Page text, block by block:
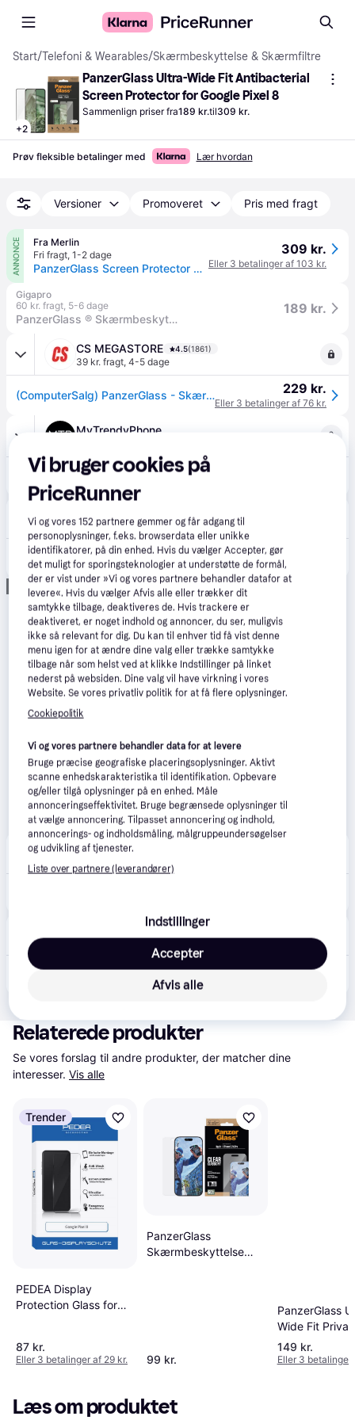
Start/Telefoni & Wearables/Skærmbeskyttelse & Skærmfiltre
+2
PanzerGlass Ultra-Wide Fit Antibacterial
Screen Protector for Google Pixel 8
Sammenlign priser fra189 kr.til309 kr.
Prøv fleksible betalinger med Lær hvordan
Versioner Promoveret Pris med fragt
ANNONCE
Fra Merlin
Fri fragt, 1-2 dage
PanzerGlass Screen Protector Google Pixel 8 | Ultra-Wide Fit
309 kr.
Eller 3 betalinger af 103 kr.
Gigapro
60 kr. fragt, 5-6 dage
PanzerGlass ® Skærmbeskyttelse Google Pixel 8 | Ultra-Wide Fit
189 kr.
CS MEGASTORE 4.5(1861)
39 kr. fragt, 4-5 dage
(ComputerSalg) PanzerGlass - Skærmbeskytter for mobiltelefon - ultrabred pasform - rammefarve sort - for Google Pixel 8 229 kr.
Eller 3 betalinger af 76 kr.
MyTrendyPhone
Google Pixel 8 PanzerGlass Ultra-Wide Fit Hærdet Glas - Sort Kant
39 kr. fragt,1 dag
PanzerGlass Screen Protector Google Pixel 8 | Ultra-Wide Fit 259 kr.
Eller 3 betalinger af 86 kr.
Annonce
Merlin 4.7
4.7(127)
33 kr. fragt,1-2 dage
279 kr.
Relaterede produkter
Se vores forslag til andre produkter, der matcher dine
interesser. Vis alle
Trender
PEDEA Display
Protection Glass for
87 kr.
Eller 3 betalinger af 29 kr.
PanzerGlass
Skærmbeskyttelse
99 kr.
PanzerGlass
Wide Fit
iPhone 16e/
149 kr.
Eller 3 betalinger
Læs om produktet
Vi bruger cookies på
PriceRunner
Vi og vores152 partnere gemmer og får adgang til
personoplysninger, f.eks. browserdata eller unikke
identifikatorer, på din enhed. Hvis du vælger Accepter, gør
det muligt for sporingsteknologier at understøtte de formål,
der er vist under »Vi og vores partnere behandler datafor at
levere«. Hvis du vælger Afvis alle eller trækker dit
samtykke tilbage, deaktiveres de. Hvis trackere er
deaktiveret, er noget indhold og annoncer, du ser, muligvis
ikke så relevant for dig. Du kan til enhver tid få vist denne
menu igen for at ændre dine valg eller trække samtykke
tilbage når som helst ved at klikke Indstillinger på linket
nederst på websiden. Dine valg vil have virkning i vores
Website. Se vores privatliv politik for at få flere oplysninger.
Cookiepolitik
Vi og vores partnere behandler data for at levere
Bruge præcise geografiske placeringsoplysninger. Aktivt
scanne enhedskarakteristika til identifikation. Opbevare
og/eller tilgå oplysninger på en enhed. Måle
annonceringseffektivitet. Bruge begrænsede oplysninger til
at vælge annoncering. Tilpasset annoncering og indhold,
annoncerings- og indholdsmåling, målgruppeundersøgelser
og udvikling af tjenester.
Liste over partnere (leverandører)
Indstillinger
Afvis alle
Accepter